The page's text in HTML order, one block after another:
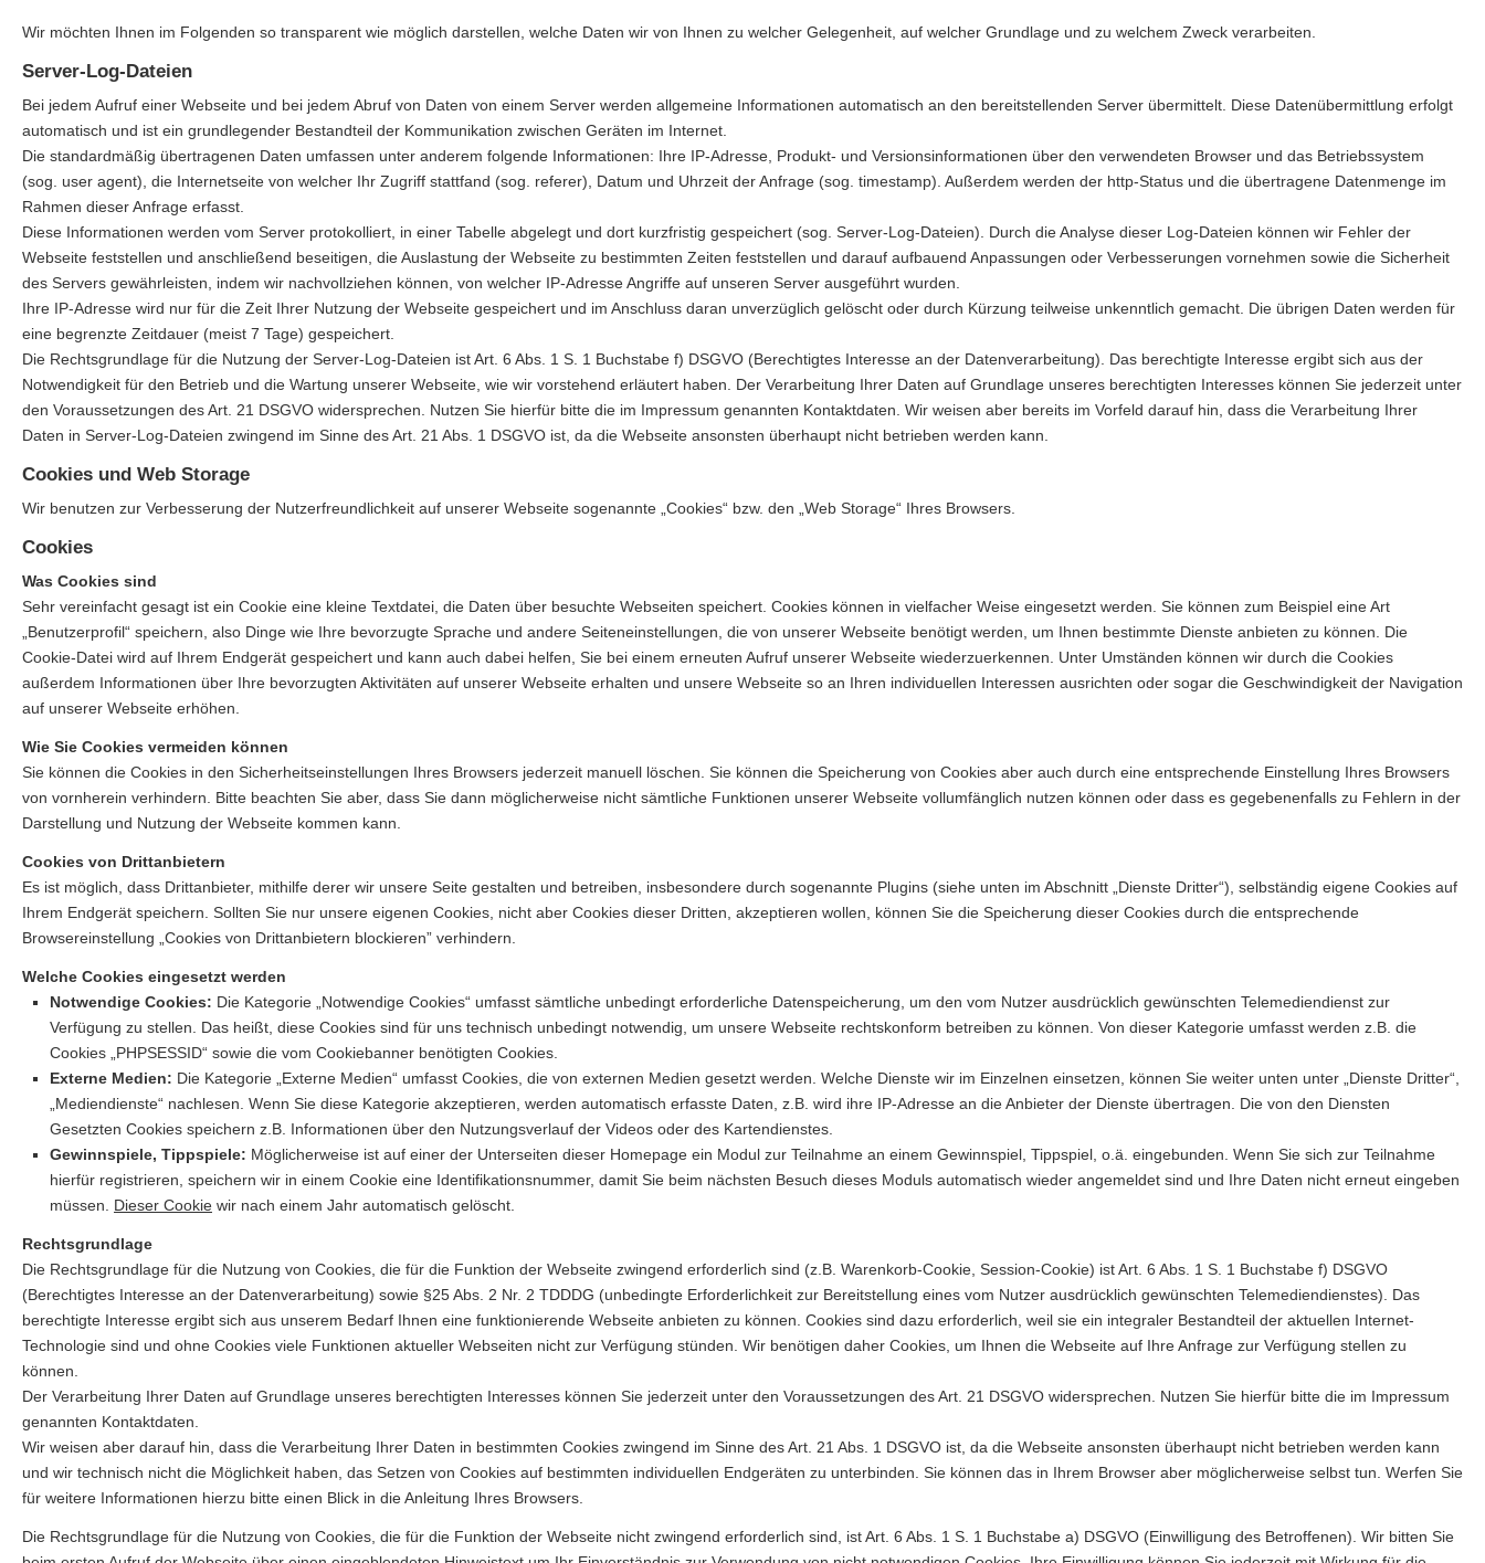
Wir möchten Ihnen im Folgenden so transparent wie möglich darstellen, welche Daten wir von Ihnen zu welcher Gelegenheit, auf welcher Grundlage und zu welchem Zweck verarbeiten.
Server-Log-Dateien
Bei jedem Aufruf einer Webseite und bei jedem Abruf von Daten von einem Server werden allgemeine Informationen automatisch an den bereitstellenden Server übermittelt. Diese Datenübermittlung erfolgt
automatisch und ist ein grundlegender Bestandteil der Kommunikation zwischen Geräten im Internet.
Die standardmäßig übertragenen Daten umfassen unter anderem folgende Informationen: Ihre IP-Adresse, Produkt- und Versionsinformationen über den verwendeten Browser und das Betriebssystem
(sog. user agent), die Internetseite von welcher Ihr Zugriff stattfand (sog. referer), Datum und Uhrzeit der Anfrage (sog. timestamp). Außerdem werden der http-Status und die übertragene Datenmenge im
Rahmen dieser Anfrage erfasst.
Diese Informationen werden vom Server protokolliert, in einer Tabelle abgelegt und dort kurzfristig gespeichert (sog. Server-Log-Dateien). Durch die Analyse dieser Log-Dateien können wir Fehler der
Webseite feststellen und anschließend beseitigen, die Auslastung der Webseite zu bestimmten Zeiten feststellen und darauf aufbauend Anpassungen oder Verbesserungen vornehmen sowie die Sicherheit
des Servers gewährleisten, indem wir nachvollziehen können, von welcher IP-Adresse Angriffe auf unseren Server ausgeführt wurden.
Ihre IP-Adresse wird nur für die Zeit Ihrer Nutzung der Webseite gespeichert und im Anschluss daran unverzüglich gelöscht oder durch Kürzung teilweise unkenntlich gemacht. Die übrigen Daten werden für
eine begrenzte Zeitdauer (meist 7 Tage) gespeichert.
Die Rechtsgrundlage für die Nutzung der Server-Log-Dateien ist Art. 6 Abs. 1 S. 1 Buchstabe f) DSGVO (Berechtigtes Interesse an der Datenverarbeitung). Das berechtigte Interesse ergibt sich aus der
Notwendigkeit für den Betrieb und die Wartung unserer Webseite, wie wir vorstehend erläutert haben. Der Verarbeitung Ihrer Daten auf Grundlage unseres berechtigten Interesses können Sie jederzeit unter
den Voraussetzungen des Art. 21 DSGVO widersprechen. Nutzen Sie hierfür bitte die im Impressum genannten Kontaktdaten. Wir weisen aber bereits im Vorfeld darauf hin, dass die Verarbeitung Ihrer
Daten in Server-Log-Dateien zwingend im Sinne des Art. 21 Abs. 1 DSGVO ist, da die Webseite ansonsten überhaupt nicht betrieben werden kann.
Cookies und Web Storage
Wir benutzen zur Verbesserung der Nutzerfreundlichkeit auf unserer Webseite sogenannte „Cookies“ bzw. den „Web Storage“ Ihres Browsers.
Cookies
Was Cookies sind
Sehr vereinfacht gesagt ist ein Cookie eine kleine Textdatei, die Daten über besuchte Webseiten speichert. Cookies können in vielfacher Weise eingesetzt werden. Sie können zum Beispiel eine Art
„Benutzerprofil“ speichern, also Dinge wie Ihre bevorzugte Sprache und andere Seiteneinstellungen, die von unserer Webseite benötigt werden, um Ihnen bestimmte Dienste anbieten zu können. Die
Cookie-Datei wird auf Ihrem Endgerät gespeichert und kann auch dabei helfen, Sie bei einem erneuten Aufruf unserer Webseite wiederzuerkennen. Unter Umständen können wir durch die Cookies
außerdem Informationen über Ihre bevorzugten Aktivitäten auf unserer Webseite erhalten und unsere Webseite so an Ihren individuellen Interessen ausrichten oder sogar die Geschwindigkeit der Navigation
auf unserer Webseite erhöhen.
Wie Sie Cookies vermeiden können
Sie können die Cookies in den Sicherheitseinstellungen Ihres Browsers jederzeit manuell löschen. Sie können die Speicherung von Cookies aber auch durch eine entsprechende Einstellung Ihres Browsers
von vornherein verhindern. Bitte beachten Sie aber, dass Sie dann möglicherweise nicht sämtliche Funktionen unserer Webseite vollumfänglich nutzen können oder dass es gegebenenfalls zu Fehlern in der
Darstellung und Nutzung der Webseite kommen kann.
Cookies von Drittanbietern
Es ist möglich, dass Drittanbieter, mithilfe derer wir unsere Seite gestalten und betreiben, insbesondere durch sogenannte Plugins (siehe unten im Abschnitt „Dienste Dritter“), selbständig eigene Cookies auf
Ihrem Endgerät speichern. Sollten Sie nur unsere eigenen Cookies, nicht aber Cookies dieser Dritten, akzeptieren wollen, können Sie die Speicherung dieser Cookies durch die entsprechende
Browsereinstellung „Cookies von Drittanbietern blockieren” verhindern.
Welche Cookies eingesetzt werden
Notwendige Cookies: Die Kategorie „Notwendige Cookies“ umfasst sämtliche unbedingt erforderliche Datenspeicherung, um den vom Nutzer ausdrücklich gewünschten Telemediendienst zur
Verfügung zu stellen. Das heißt, diese Cookies sind für uns technisch unbedingt notwendig, um unsere Webseite rechtskonform betreiben zu können. Von dieser Kategorie umfasst werden z.B. die
Cookies „PHPSESSID“ sowie die vom Cookiebanner benötigten Cookies.
Externe Medien: Die Kategorie „Externe Medien“ umfasst Cookies, die von externen Medien gesetzt werden. Welche Dienste wir im Einzelnen einsetzen, können Sie weiter unten unter „Dienste Dritter“,
„Mediendienste“ nachlesen. Wenn Sie diese Kategorie akzeptieren, werden automatisch erfasste Daten, z.B. wird ihre IP-Adresse an die Anbieter der Dienste übertragen. Die von den Diensten
Gesetzten Cookies speichern z.B. Informationen über den Nutzungsverlauf der Videos oder des Kartendienstes.
Gewinnspiele, Tippspiele: Möglicherweise ist auf einer der Unterseiten dieser Homepage ein Modul zur Teilnahme an einem Gewinnspiel, Tippspiel, o.ä. eingebunden. Wenn Sie sich zur Teilnahme
hierfür registrieren, speichern wir in einem Cookie eine Identifikationsnummer, damit Sie beim nächsten Besuch dieses Moduls automatisch wieder angemeldet sind und Ihre Daten nicht erneut eingeben
müssen. Dieser Cookie wir nach einem Jahr automatisch gelöscht.
Rechtsgrundlage
Die Rechtsgrundlage für die Nutzung von Cookies, die für die Funktion der Webseite zwingend erforderlich sind (z.B. Warenkorb-Cookie, Session-Cookie) ist Art. 6 Abs. 1 S. 1 Buchstabe f) DSGVO
(Berechtigtes Interesse an der Datenverarbeitung) sowie §25 Abs. 2 Nr. 2 TDDDG (unbedingte Erforderlichkeit zur Bereitstellung eines vom Nutzer ausdrücklich gewünschten Telemediendienstes). Das
berechtigte Interesse ergibt sich aus unserem Bedarf Ihnen eine funktionierende Webseite anbieten zu können. Cookies sind dazu erforderlich, weil sie ein integraler Bestandteil der aktuellen Internet-
Technologie sind und ohne Cookies viele Funktionen aktueller Webseiten nicht zur Verfügung stünden. Wir benötigen daher Cookies, um Ihnen die Webseite auf Ihre Anfrage zur Verfügung stellen zu
können.
Der Verarbeitung Ihrer Daten auf Grundlage unseres berechtigten Interesses können Sie jederzeit unter den Voraussetzungen des Art. 21 DSGVO widersprechen. Nutzen Sie hierfür bitte die im Impressum
genannten Kontaktdaten.
Wir weisen aber darauf hin, dass die Verarbeitung Ihrer Daten in bestimmten Cookies zwingend im Sinne des Art. 21 Abs. 1 DSGVO ist, da die Webseite ansonsten überhaupt nicht betrieben werden kann
und wir technisch nicht die Möglichkeit haben, das Setzen von Cookies auf bestimmten individuellen Endgeräten zu unterbinden. Sie können das in Ihrem Browser aber möglicherweise selbst tun. Werfen Sie
für weitere Informationen hierzu bitte einen Blick in die Anleitung Ihres Browsers.
Die Rechtsgrundlage für die Nutzung von Cookies, die für die Funktion der Webseite nicht zwingend erforderlich sind, ist Art. 6 Abs. 1 S. 1 Buchstabe a) DSGVO (Einwilligung des Betroffenen). Wir bitten Sie